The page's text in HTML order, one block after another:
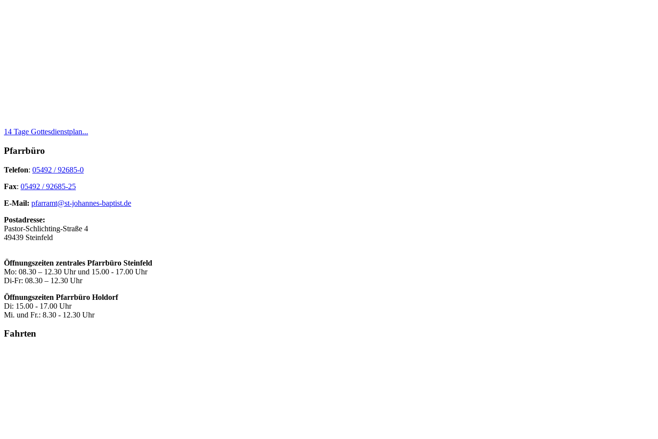
14 Tage Gottesdienstplan...
Pfarrbüro
Telefon: 05492 / 92685-0
Fax: 05492 / 92685-25
E-Mail: pfarramt@st-johannes-baptist.de
Postadresse:
Pastor-Schlichting-Straße 4
49439 Steinfeld
Öffnungszeiten zentrales Pfarrbüro Steinfeld
Mo: 08.30 – 12.30 Uhr und 15.00 - 17.00 Uhr
Di-Fr: 08.30 – 12.30 Uhr
Öffnungszeiten Pfarrbüro Holdorf
Di: 15.00 - 17.00 Uhr
Mi. und Fr.: 8.30 - 12.30 Uhr
Fahrten